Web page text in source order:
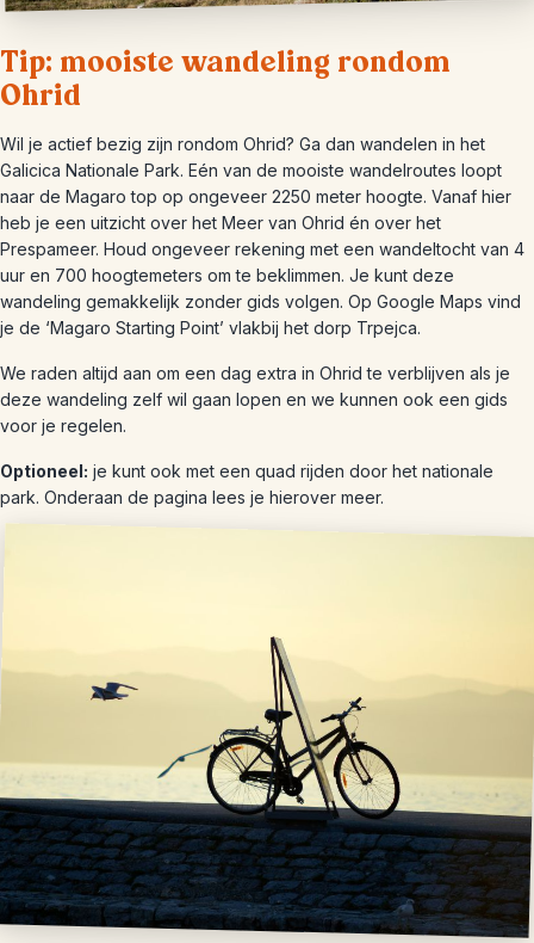
Tip: mooiste wandeling rondom
Ohrid
Wil je actief bezig zijn rondom Ohrid? Ga dan wandelen in het
Galicica Nationale Park. Eén van de mooiste wandelroutes loopt
naar de Magaro top op ongeveer 2250 meter hoogte. Vanaf hier
heb je een uitzicht over het Meer van Ohrid én over het
Prespameer. Houd ongeveer rekening met een wandeltocht van 4
uur en 700 hoogtemeters om te beklimmen. Je kunt deze
wandeling gemakkelijk zonder gids volgen. Op Google Maps vind
je de ‘Magaro Starting Point’ vlakbij het dorp Trpejca.
We raden altijd aan om een dag extra in Ohrid te verblijven als je
deze wandeling zelf wil gaan lopen en we kunnen ook een gids
voor je regelen.
Optioneel: je kunt ook met een quad rijden door het nationale
park. Onderaan de pagina lees je hierover meer.